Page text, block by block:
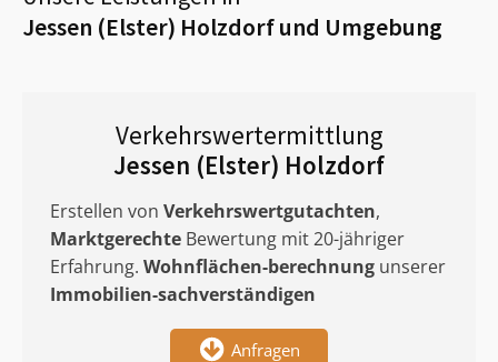
Jessen (Elster) Holzdorfund Umgebung
Verkehrswertermittlung
Jessen (Elster) Holzdorf
Erstellen von Verkehrswertgutachten,
Marktgerechte Bewertung mit 20-jähriger
Erfahrung. Wohnflächen-berechnung unserer
Immobilien-sachverständigen
Anfragen